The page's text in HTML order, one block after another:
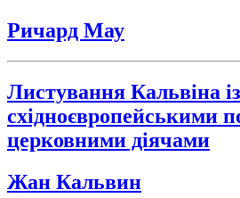
Ричард Мау
Листування Кальвіна із
східноєвропейськими
церковними діячами
Жан Кальвин